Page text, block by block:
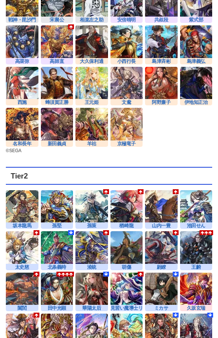
戦神・毘沙門 宋襄公 相楽左之助 安倍晴明 共叔段 紫式部
高渠弥 高師直 大久保利通 小西行長 島津斉彬 島津義弘
西施 蜂須賀正勝 王元姫 文鴦 阿野廉子 伊地知正治
名和長年 新田義貞 羊祜 京極竜子
©SEGA
Tier2
坂本龍馬 孫堅 孫策 楢崎龍 山内一豊 池田せん
太史慈 北条義時 淩統 胡傷 尉繚 王齮
闔閭 田中光顕 華陽太后 見習い魔導士リーナ ミカサ 久坂玄瑞